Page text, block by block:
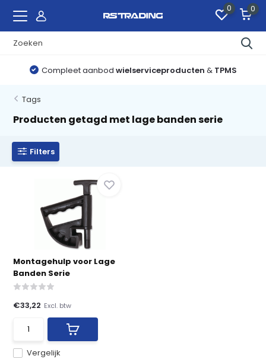
0 0
Compleet aanbod wielserviceproducten & TPMS
Tags
Producten getagd met lage banden serie
Filters
Montagehulp voor Lage
Banden Serie
Vergelijk
€33,22 Excl. btw